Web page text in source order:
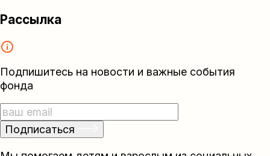
Рассылка
Подпишитесь на новости и важные события
фонда
Подписаться